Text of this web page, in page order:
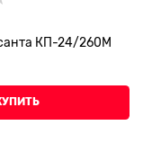
КП-24/260М